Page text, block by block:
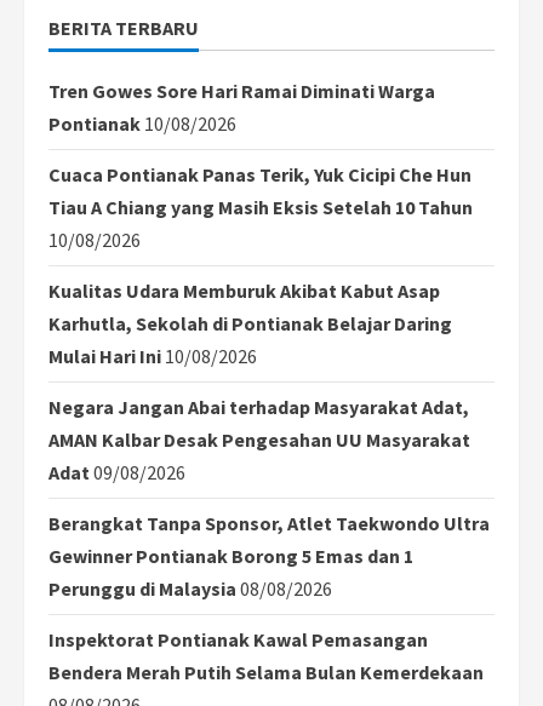
BERITA TERBARU
Tren Gowes Sore Hari Ramai Diminati Warga
Pontianak 10/08/2026
Cuaca Pontianak Panas Terik, Yuk Cicipi Che Hun
Tiau A Chiang yang Masih Eksis Setelah 10 Tahun
10/08/2026
Kualitas Udara Memburuk Akibat Kabut Asap
Karhutla, Sekolah di Pontianak Belajar Daring
Mulai Hari Ini 10/08/2026
Negara Jangan Abai terhadap Masyarakat Adat,
AMAN Kalbar Desak Pengesahan UU Masyarakat
Adat 09/08/2026
Berangkat Tanpa Sponsor, Atlet Taekwondo Ultra
Gewinner Pontianak Borong 5 Emas dan 1
Perunggu di Malaysia 08/08/2026
Inspektorat Pontianak Kawal Pemasangan
Bendera Merah Putih Selama Bulan Kemerdekaan